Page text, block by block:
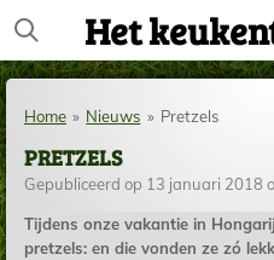
Ga
direct
naar
hoofdinhoud
Het
Home » Nieuws » Pretzels
PRETZELS
Gepubliceerd op 13 januari 2018
Tijdens onze vakantie in
pretzels: en die vonden ze zó